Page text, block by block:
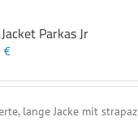
Die
auf
Produktseite
Parkas Jr
€
lange Jacke mit